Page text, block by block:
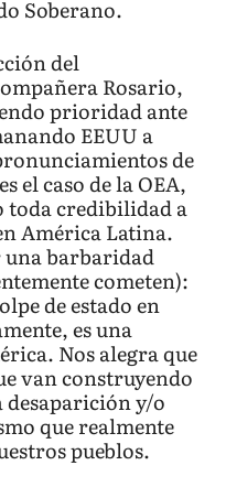
Soberano.
del
Rosario,
prioridad ante
EEUU a
de
el caso de la OEA,
toda credibilidad a
América Latina.
una barbaridad
cometen):
de estado en
es una
Nos alegra que
van construyendo
desaparición y/o
que realmente
pueblos.